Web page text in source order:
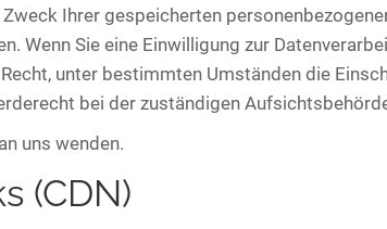
Ihrer gespeicherten
Wenn Sie eine Einwilligung zur
unter bestimmten Umständen die
bei der zuständigen
uns wenden.
(CDN)